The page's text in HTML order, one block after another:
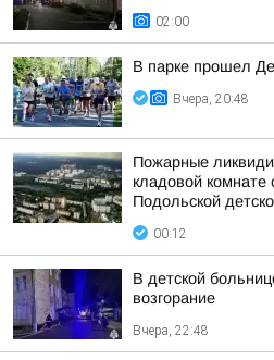
02:00
В парке прошел
Вчера, 20:48
Пожарные
кладовой комнате
Подольской
00:12
В детской
возгорание
Вчера, 22:48